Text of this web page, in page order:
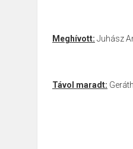
Meghívott: Juhász
Távol maradt: